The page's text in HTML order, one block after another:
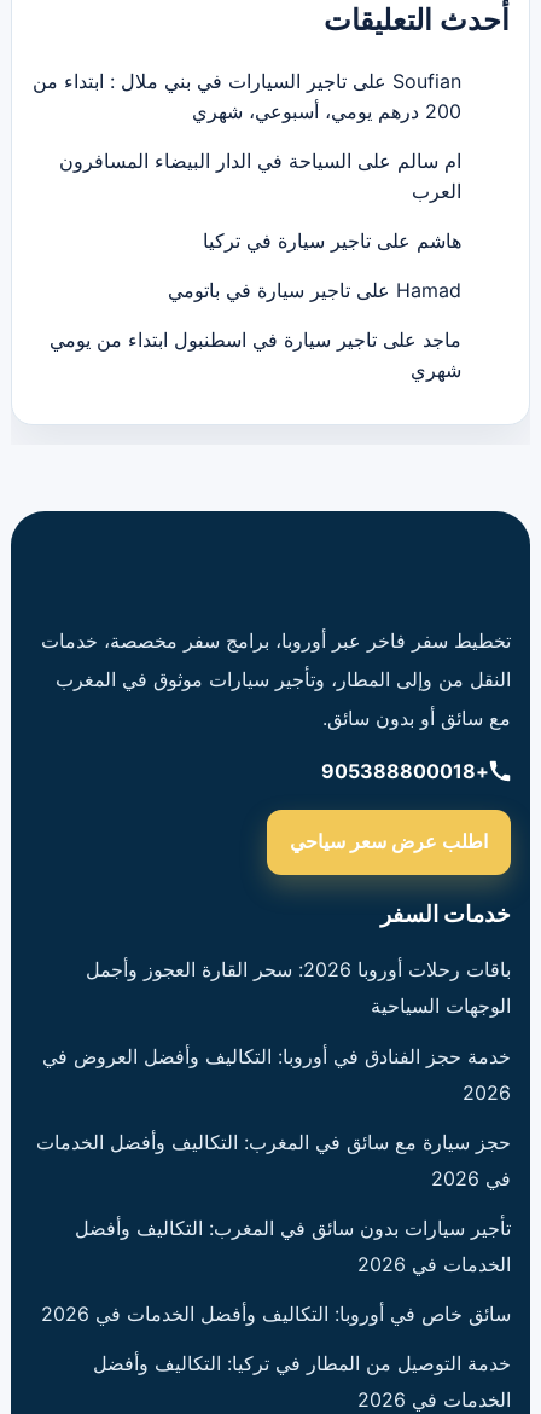
أحدث التعليقات
Soufian على تاجير السيارات في بني ملال : ابتداء من
200 درهم يومي، أسبوعي، شهري
ام سالم على السياحة في الدار البيضاء المسافرون
العرب
هاشم على تاجير سيارة في تركيا
Hamad على تاجير سيارة في باتومي
ماجد على تاجير سيارة في اسطنبول ابتداء من يومي
شهري
تخطيط سفر فاخر عبر أوروبا، برامج سفر مخصصة، خدمات
النقل من وإلى المطار، وتأجير سيارات موثوق في المغرب
مع سائق أو بدون سائق.
+905388800018
اطلب عرض سعر سياحي
خدمات السفر
باقات رحلات أوروبا 2026: سحر القارة العجوز وأجمل
الوجهات السياحية
خدمة حجز الفنادق في أوروبا: التكاليف وأفضل العروض في
2026
حجز سيارة مع سائق في المغرب: التكاليف وأفضل الخدمات
في 2026
تأجير سيارات بدون سائق في المغرب: التكاليف وأفضل
الخدمات في 2026
سائق خاص في أوروبا: التكاليف وأفضل الخدمات في 2026
خدمة التوصيل من المطار في تركيا: التكاليف وأفضل
الخدمات في 2026